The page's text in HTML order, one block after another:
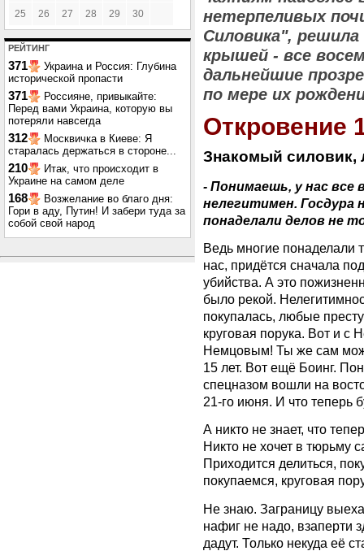
25 26 27 28 29 30
РЕЙТИНГ
371
Украина и Россия: Глубина
исторической пропасти
371
Россияне, привыкайте:
Перед вами Украина, которую вы
потеряли навсегда
312
Москвичка в Киеве: Я
старалась держаться в стороне...
210
Итак, что происходит в
Украине на самом деле
168
Возжелание во благо дня:
Гори в аду, Путин! И забери туда за
собой свой народ
нетерпеливых
Силовика",
крышей - все
дальнейшие
по мере их
Откровение
Знакомый силовик,
- Понимаешь, у нас
нелегитимен. Госдура
понаделали делов не
Ведь многие понаделали
нас, придётся сначала
убийства. А это
было рекой.
покупалась, любые
круговая порука. Вот и с
Немцовым! Ты же сам
15 лет. Вот ещё Боинг.
спецназом вошли на
21-го июня. И что теперь
А никто не знает, что
Никто не хочет в тюрьму
Приходится делиться,
покупаемся, круговая
Не знаю. Заграницу
нафиг не надо, взаперти
дадут. Только некуда её